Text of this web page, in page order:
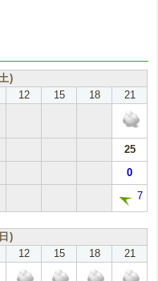
)
12 15 18 21
25
0
7
)
12 15 18 21